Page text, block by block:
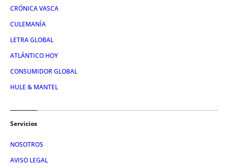
CRÓNICA VASCA
CULEMANÍA
LETRA GLOBAL
ATLÁNTICO HOY
CONSUMIDOR GLOBAL
HULE & MANTEL
Servicios
NOSOTROS
AVISO LEGAL